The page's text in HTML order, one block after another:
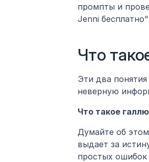
промпты и
Jenni
Что
Эти два
неверную
Что такое
Думайте об
выдает за
простых ошибок